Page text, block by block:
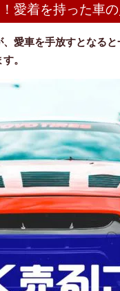
愛着を持った車
愛車を手放すとなる
。